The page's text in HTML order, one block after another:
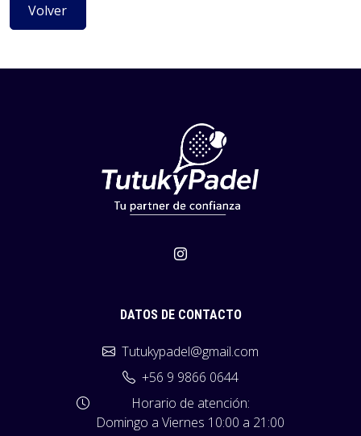
Volver
DATOS DE CONTACTO
Tutukypadel@gmail.com
+56 9 9866 0644
Horario de atención:
Domingo a Viernes 10:00 a 21:00